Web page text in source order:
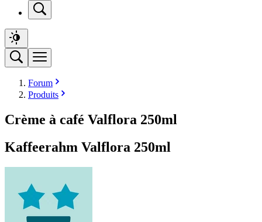
Forum
Produits
Crème à café Valflora 250ml
Kaffeerahm Valflora 250ml